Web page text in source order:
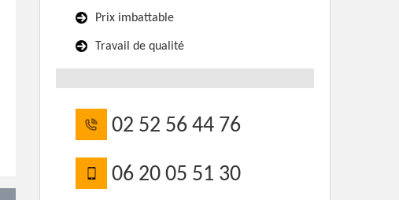
Prix imbattable
Travail de qualité
02 52 56 44 76
06 20 05 51 30